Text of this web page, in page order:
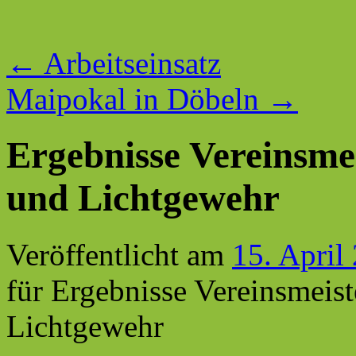
← Arbeitseinsatz
Maipokal in Döbeln →
Ergebnisse
und Lichtgewehr
Veröffentlicht am 15. April
für Ergebnisse
Lichtgewehr